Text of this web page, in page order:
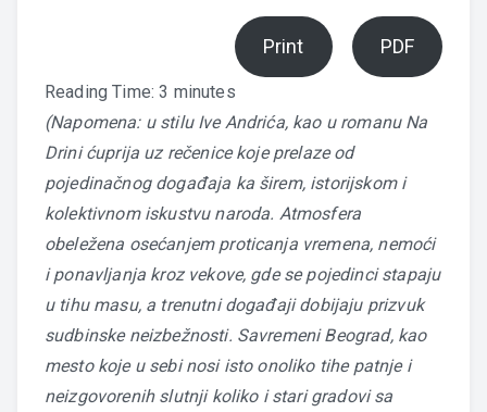
Print PDF
Reading Time:3 minutes
(Napomena: u stilu Ive Andrića, kao u romanu Na
Drini ćuprija uz rečenice koje prelaze od
pojedinačnog događaja ka širem, istorijskom i
kolektivnom iskustvu naroda. Atmosfera
obeležena osećanjem proticanja vremena, nemoći
i ponavljanja kroz vekove, gde se pojedinci stapaju
u tihu masu, a trenutni događaji dobijaju prizvuk
sudbinske neizbežnosti. Savremeni Beograd, kao
mesto koje u sebi nosi isto onoliko tihe patnje i
neizgovorenih slutnji koliko i stari gradovi sa